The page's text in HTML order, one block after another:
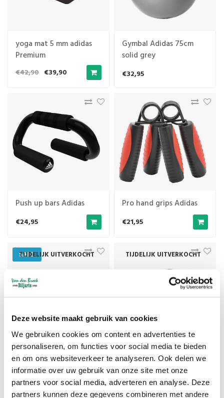
Deze website maakt gebruik van cookies
We gebruiken cookies om content en advertenties te
personaliseren, om functies voor social media te bieden
en om ons websiteverkeer te analyseren. Ook delen we
informatie over uw gebruik van onze site met onze
partners voor social media, adverteren en analyse. Deze
partners kunnen deze gegevens combineren met andere
yoga mat 5 mm adidas
Premium
€42,90 €39,90
Gymbal Adidas 75cm
solid grey
€32,95
Push up bars Adidas
€24,95
Pro hand grips Adidas
€21,95
SALE
TIJDELIJK UITVERKOCHT
Krachtband Adidas L
zwart
€39,90 €39,70
TIJDELIJK UITVERKOCHT
Springtouw Adidas
Essential
€9,99